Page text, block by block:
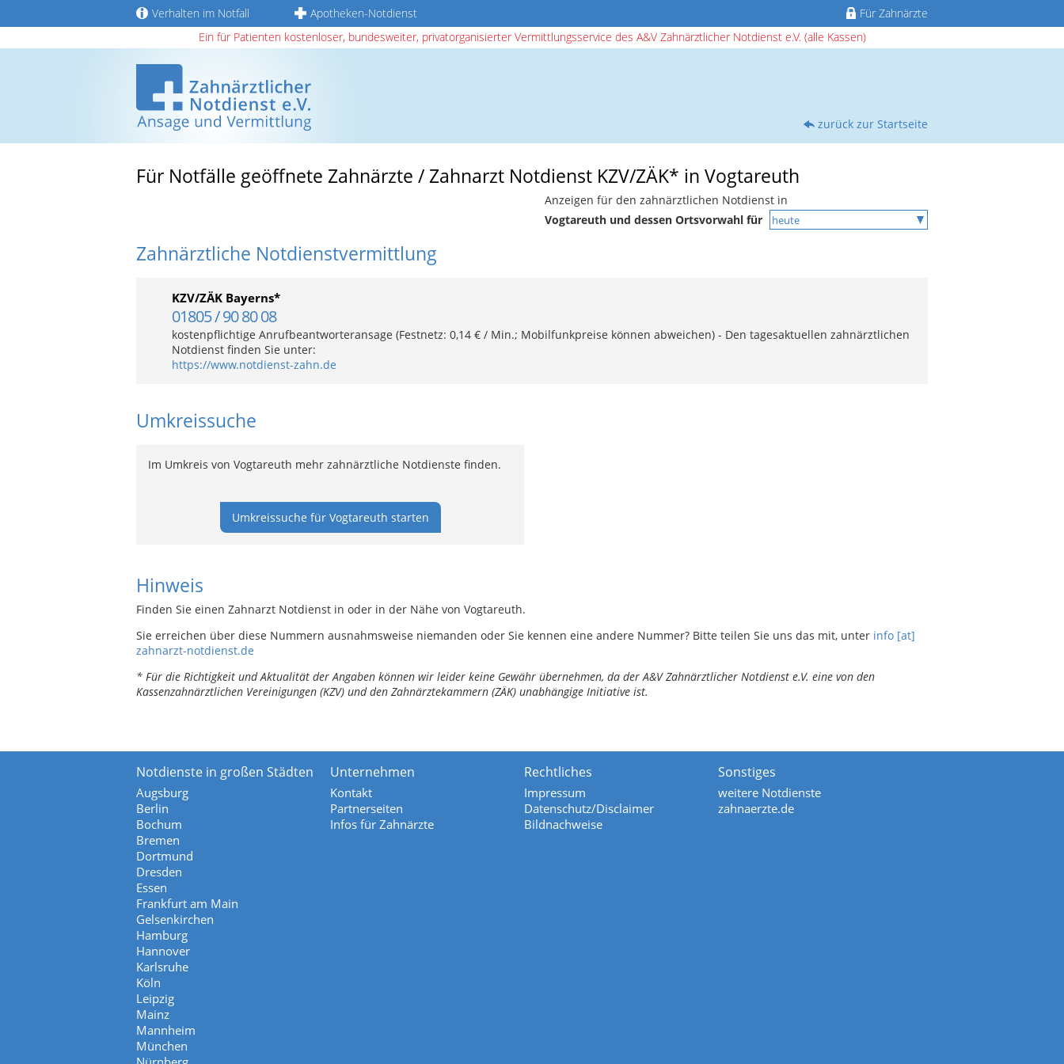
Verhalten im Notfall Apotheken-Notdienst
Für Zahnärzte
Ein für Patienten kostenloser, bundesweiter, privatorganisierter Vermittlungsservice des A&V Zahnärztlicher Notdienst e.V. (alle Kassen)
zurück zur Startseite
Für Notfälle geöffnete Zahnärzte / Zahnarzt Notdienst KZV/ZÄK* in Vogtareuth
Anzeigen für den zahnärztlichen Notdienst in
Vogtareuth und dessen Ortsvorwahl für
Zahnärztliche Notdienstvermittlung
KZV/ZÄK Bayerns*
01805 / 90 80 08
kostenpflichtige Anrufbeantworteransage (Festnetz: 0,14 € / Min.; Mobilfunkpreise können abweichen) - Den tagesaktuellen zahnärztlichen
Notdienst finden Sie unter:
https://www.notdienst-zahn.de
Umkreissuche
Im Umkreis von Vogtareuth mehr zahnärztliche Notdienste finden.
Umkreissuche für Vogtareuth starten
Hinweis
Finden Sie einen Zahnarzt Notdienst in oder in der Nähe von Vogtareuth.
Sie erreichen über diese Nummern ausnahmsweise niemanden oder Sie kennen eine andere Nummer? Bitte teilen Sie uns das mit, unter info [at]
zahnarzt-notdienst.de
* Für die Richtigkeit und Aktualität der Angaben können wir leider keine Gewähr übernehmen, da der A&V Zahnärztlicher Notdienst e.V. eine von den
Kassenzahnärztlichen Vereinigungen (KZV) und den Zahnärztekammern (ZÄK) unabhängige Initiative ist.
Notdienste in großen Städten
Augsburg
Berlin
Bochum
Bremen
Dortmund
Dresden
Essen
Frankfurt am Main
Gelsenkirchen
Hamburg
Hannover
Karlsruhe
Köln
Leipzig
Mainz
Mannheim
München
Unternehmen
Kontakt
Partnerseiten
Infos für Zahnärzte
Rechtliches
Impressum
Datenschutz/Disclaimer
Bildnachweise
Sonstiges
weitere Notdienste
zahnaerzte.de